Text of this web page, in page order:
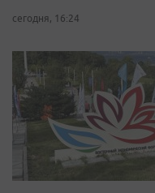
сегодня, 16:24